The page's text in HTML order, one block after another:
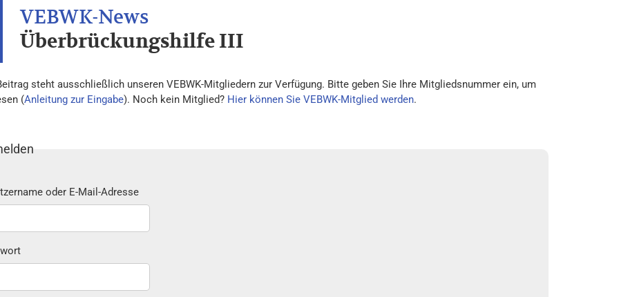
Überbrückungshilfe III
steht ausschließlich unseren VEBWK-Mitgliedern zur Verfügung. Bitte geben Sie Ihre Mitgliedsnummer ein, um
(Anleitung zur Eingabe). Noch kein Mitglied? Hier können Sie VEBWK-Mitglied werden.
oder E-Mail-Adresse